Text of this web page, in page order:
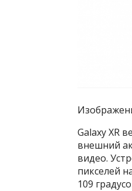
Galaxy XR
внешний
видео.
пикселей
109